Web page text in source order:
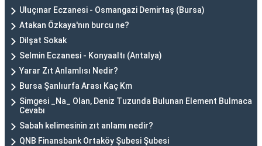
Uluçınar Eczanesi - Osmangazi Demirtaş (Bursa)
Atakan Özkaya'nın burcu ne?
Dilşat Sokak
Selmin Eczanesi - Konyaaltı (Antalya)
Yarar Zıt Anlamlısı Nedir?
Bursa Şanlıurfa Arası Kaç Km
Simgesi _Na_ Olan, Deniz Tuzunda Bulunan Element Bulmaca
Cevabı
Sabah kelimesinin zıt anlamı nedir?
QNB Finansbank Ortaköy Şubesi Şubesi